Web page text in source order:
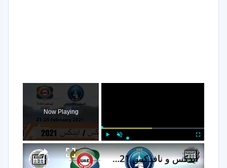
Now Playing
×
ايدكس و نافدكس 2021، من اهم و أكبر المعارض البرية و البحريه فى الشرق الأوسط